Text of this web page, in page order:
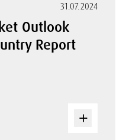
31.07.2024
Outlook
Report